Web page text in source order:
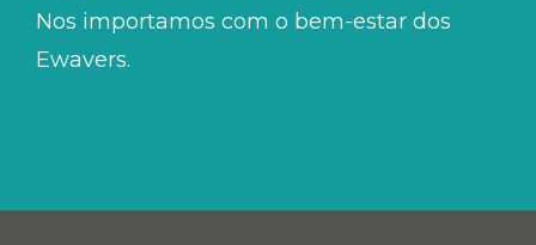
Nos importamos com o bem-estar dos
Ewavers.